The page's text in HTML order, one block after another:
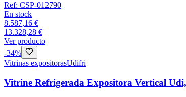
Ref: CSP-012790
En stock
8.587,16 €
13.328,28 €
Ver producto
-34%
Vitrinas expositorasUdifri
Vitrine Refrigerada Expositora Vertical